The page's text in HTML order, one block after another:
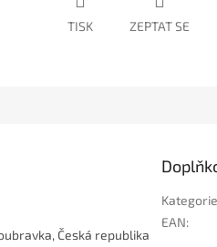
TISK ZEPTAT SE
Česká republika
Kategorie
EAN: